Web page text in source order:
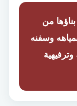
من
وسفنه